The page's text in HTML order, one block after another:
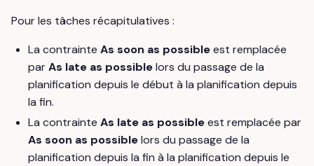
Pour les tâches récapitulatives :
La contrainte As soon as possibleest remplacée
parAs late as possiblelors du passage de la
planification depuis le début à la planification depuis
la fin.
La contrainte As late as possibleest remplacée par
As soon as possiblelors du passage de la
planification depuis la fin à la planification depuis le